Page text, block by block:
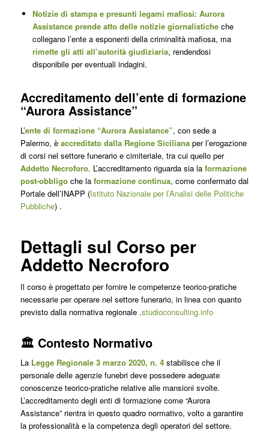
Notizie di stampa e presunti legami mafiosi: Aurora
Assistance prende atto delle notizie giornalisticheche
collegano l’ente a esponenti della criminalità mafiosa, ma
rimette gli atti all’autorità giudiziaria, rendendosi
disponibile per eventuali indagini.
Accreditamento dell’ente di formazione
“Aurora Assistance”
L’ente di formazione “Aurora Assistance”, con sede a
Palermo, è accreditato dalla Regione Sicilianaper l’erogazione
di corsi nel settore funerario e cimiteriale, tra cui quello per
Addetto Necroforo. L’accreditamento riguarda sia la formazione
post-obbligoche la formazione continua, come confermato dal
Portale dell’INAPP (Istituto Nazionale per l’Analisi delle Politiche
Pubbliche).
Dettagli sul Corso per
Addetto Necroforo
Il corso è progettato per fornire le competenze teorico-pratiche
necessarie per operare nel settore funerario, in linea con quanto
previsto dalla normativa regionale.​studioconsulting.info
🏛️ Contesto Normativo
La Legge Regionale 3 marzo 2020, n. 4stabilisce che il
personale delle agenzie funebri deve possedere adeguate
conoscenze teorico-pratiche relative alle mansioni svolte.
L’accreditamento degli enti di formazione come “Aurora
Assistance” rientra in questo quadro normativo, volto a garantire
la professionalità e la competenza degli operatori del settore.